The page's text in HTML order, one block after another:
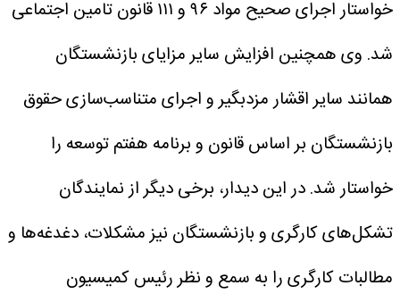
خواستار اجرای صحیح مواد ۹۶ و ۱۱۱ قانون تامین اجتماعی
شد. وی همچنین افزایش سایر مزایای بازنشستگان
همانند سایر اقشار مزدبگیر و اجرای متناسب‌سازی حقوق
بازنشستگان بر اساس قانون و برنامه هفتم توسعه را
خواستار شد. در این دیدار، برخی دیگر از نمایندگان
تشکل‌های کارگری و بازنشستگان نیز مشکلات، دغدغه‌ها و
مطالبات کارگری را به سمع و نظر رئیس کمیسیون